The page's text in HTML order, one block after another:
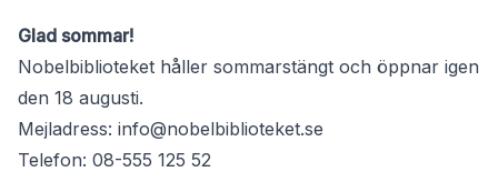
Glad sommar!
Nobelbiblioteket håller sommarstängt och öppnar igen
den 18 augusti.
Mejladress: info@nobelbiblioteket.se
Telefon: 08-555 125 52